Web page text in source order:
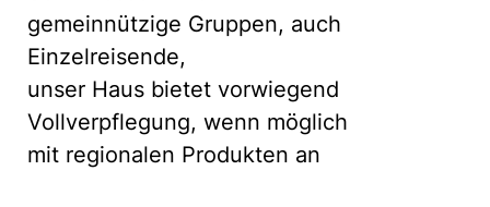
gemeinnützige Gruppen, auch
Einzelreisende,
unser Haus bietet vorwiegend
Vollverpflegung, wenn möglich
mit regionalen Produkten an